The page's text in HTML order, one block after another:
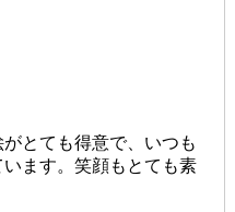
とても得意で、いつも
ます。笑顔もとても素